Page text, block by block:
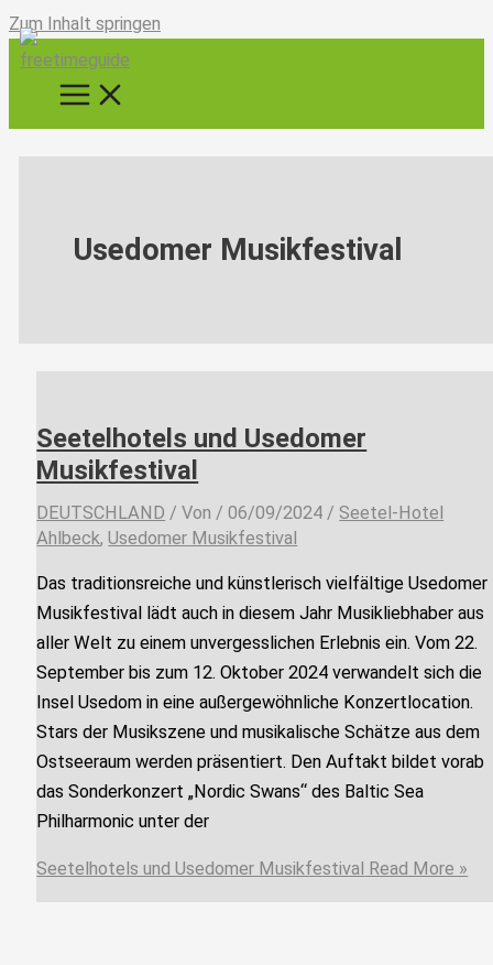
Zum Inhalt springen
Usedomer Musikfestival
Seetelhotels und Usedomer
Musikfestival
DEUTSCHLAND / Von /06/09/2024 /Seetel-Hotel
Ahlbeck,Usedomer Musikfestival
Das traditionsreiche und künstlerisch vielfältige Usedomer
Musikfestival lädt auch in diesem Jahr Musikliebhaber aus
aller Welt zu einem unvergesslichen Erlebnis ein. Vom 22.
September bis zum 12. Oktober 2024 verwandelt sich die
Insel Usedom in eine außergewöhnliche Konzertlocation.
Stars der Musikszene und musikalische Schätze aus dem
Ostseeraum werden präsentiert. Den Auftakt bildet vorab
das Sonderkonzert „Nordic Swans“ des Baltic Sea
Philharmonic unter der
Seetelhotels und Usedomer Musikfestival Read More »